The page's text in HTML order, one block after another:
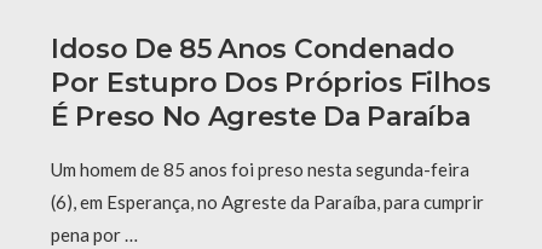
Idoso De 85 Anos Condenado
Por Estupro Dos Próprios Filhos
É Preso No Agreste Da Paraíba
Um homem de 85 anos foi preso nesta segunda-feira
(6), em Esperança, no Agreste da Paraíba, para cumprir
pena por …